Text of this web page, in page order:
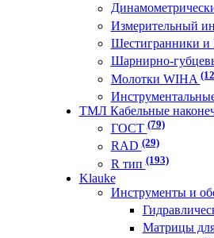
Измерительный
Шестигранники
Шарнирно-
Молотки WIHA
ТМЛ Кабельные
ГОСТ(79)
RAD(29)
R тип(193)
Klauke
Инструменты и
Матрицы